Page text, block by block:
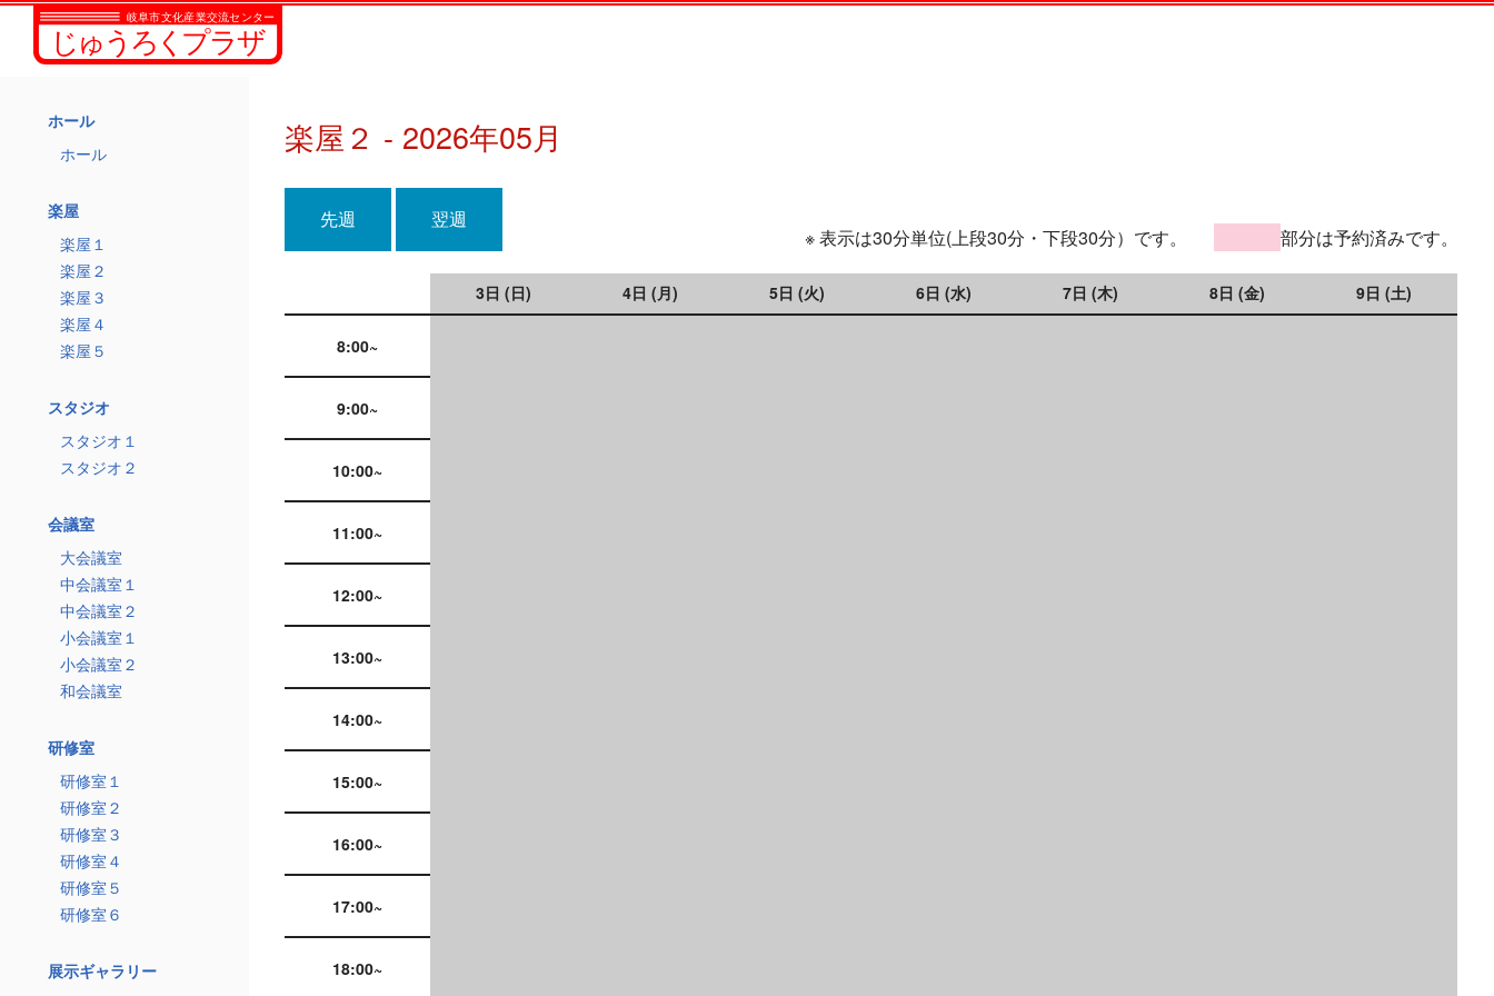
ホール
ホール
楽屋
楽屋１
楽屋２
楽屋３
楽屋４
楽屋５
スタジオ
スタジオ１
スタジオ２
会議室
大会議室
中会議室１
中会議室２
小会議室１
小会議室２
和会議室
研修室
研修室１
研修室２
研修室３
研修室４
研修室５
研修室６
展示ギャラリー
楽屋２ - 2026年05月
先週 翌週
※ 表示は30分単位(上段30分・下段30分）です。 部分は予約済みです。
3日 (日) 4日 (月) 5日 (火) 6日 (水) 7日 (木) 8日 (金) 9日 (土)
8:00~
9:00~
10:00~
11:00~
12:00~
13:00~
14:00~
15:00~
16:00~
17:00~
18:00~